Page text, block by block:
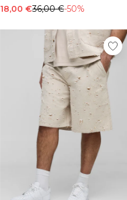
18,00 €36,00 €-50%